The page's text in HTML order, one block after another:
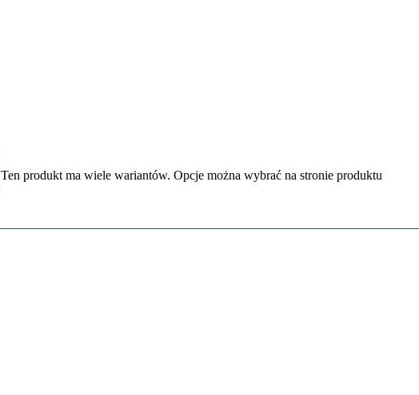
Ten produkt ma wiele wariantów. Opcje można wybrać na stronie produktu